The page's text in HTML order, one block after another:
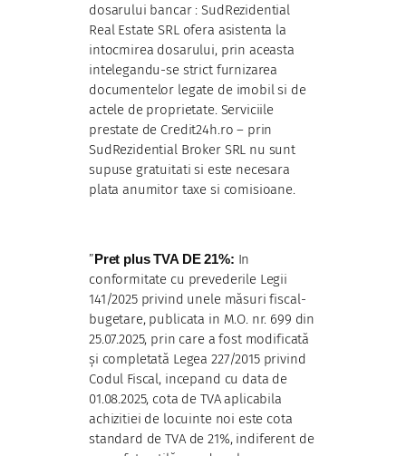
dosarului bancar : SudRezidential
Real Estate SRL ofera asistenta la
intocmirea dosarului, prin aceasta
intelegandu-se strict furnizarea
documentelor legate de imobil si de
actele de proprietate. Serviciile
prestate de Credit24h.ro – prin
SudRezidential Broker SRL nu sunt
supuse gratuitati si este necesara
plata anumitor taxe si comisioane.
”Pret plus TVA DE 21%: In
conformitate cu prevederile Legii
141/2025 privind unele măsuri fiscal-
bugetare, publicata in M.O. nr. 699 din
25.07.2025, prin care a fost modificată
și completată Legea 227/2015 privind
Codul Fiscal, incepand cu data de
01.08.2025, cota de TVA aplicabila
achizitiei de locuinte noi este cota
standard de TVA de 21%, indiferent de